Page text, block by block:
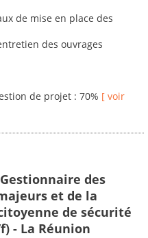
de mise en place des
des ouvrages
de projet : 70% [ voir
des
et de la
de sécurité
- La Réunion